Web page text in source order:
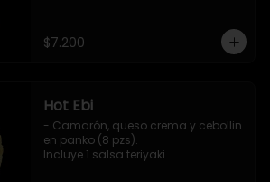
$7.200
Hot Ebi
- Camarón, queso crema y cebollin
en panko (8 pzs).
Incluye 1 salsa teriyaki.